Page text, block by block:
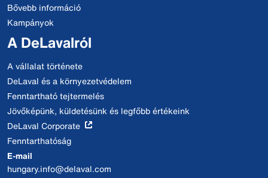
Bővebb információ
Kampányok
A DeLavalról
A vállalat története
DeLaval és a környezetvédelem
Fenntartható tejtermelés
Jövőképünk, küldetésünk és legfőbb értékeink
DeLaval Corporate
Fenntarthatóság
E-mail
hungary.info@delaval.com